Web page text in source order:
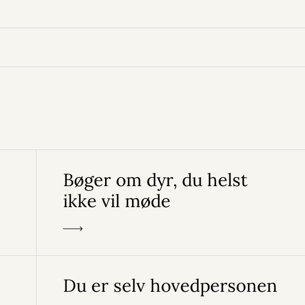
Bøger om dyr, du helst
ikke vil møde
Du er selv hovedpersonen